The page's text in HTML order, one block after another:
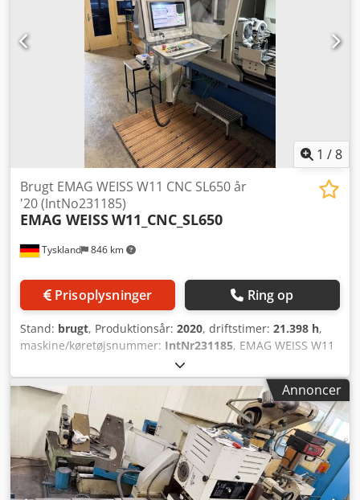
1 /8
Tyskland 846 km
Brugt EMAG WEISS W11 CNC SL650 år
'20 (IntNo231185)
EMAG WEISSW11_CNC_SL650
Prisoplysninger Ring op
Stand: brugt, Produktionsår: 2020, driftstimer: 21.398 h,
maskine/køretøjsnummer: IntNr231185, EMAG WEISS W11
CNC SL650 – Universal rundslibemaskine – Årstal: 2020 En
brugt EMAG WEISS W11 CNC SL650 er til salg – en kraftfuld
universel rundslibemaskine med CNC-styring. Maskinen er
ideel til krævende slibearbejde på enkeltdele, prototyper
og små til mellemstore serier. Maskinspecifikationer
Producent: EMAG WEISS Type: W11-CNC SL650 Årstal: 2020
Driftstimer: ca. 8.850 spindeltimer / ca. 22.000 driftstimer
Tilstand: Brugt, velholdt, klar til øjeblikkelig brug Tekniske
Annoncer